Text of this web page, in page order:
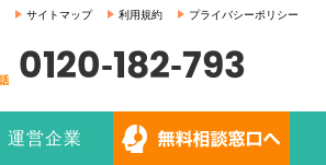
サイトマップ 利用規約 プライバシーポリシー
0120-182-793
運営企業